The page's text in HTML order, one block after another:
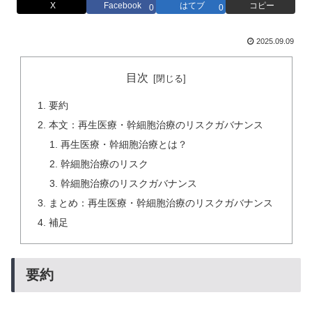
X Facebook 0 はてブ 0 コピー
2025.09.09
目次
要約
本文：再生医療・幹細胞治療のリスクガバナンス
再生医療・幹細胞治療とは？
幹細胞治療のリスク
幹細胞治療のリスクガバナンス
まとめ：再生医療・幹細胞治療のリスクガバナンス
補足
要約